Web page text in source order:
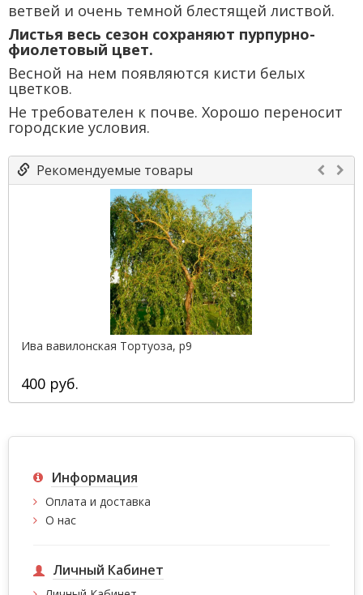
ветвей и очень темной блестящей листвой.
Листья весь сезон сохраняют пурпурно-
фиолетовый цвет.
Весной на нем появляются кисти белых
цветков.
Не требователен к почве. Хорошо переносит
городские условия.
Рекомендуемые товары
Ива вавилонская Тортуоза, р9
400 руб.
Информация
Оплата и доставка
О нас
Личный Кабинет